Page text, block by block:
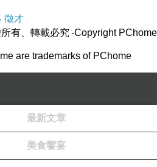
徵才
所有、轉載必究 ‧Copyright PChome
are trademarks of PChome
最新文章
美食饗宴